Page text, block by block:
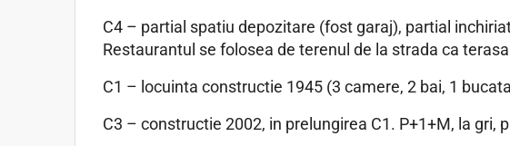
C4 – partial spatiu depozitare (fost garaj), partial
Restaurantul se folosea de terenul de la strada ca terasa
C1 – locuinta constructie 1945 (3 camere, 2 bai, 1
C3 – constructie 2002, in prelungirea C1. P+1+M, la gri,